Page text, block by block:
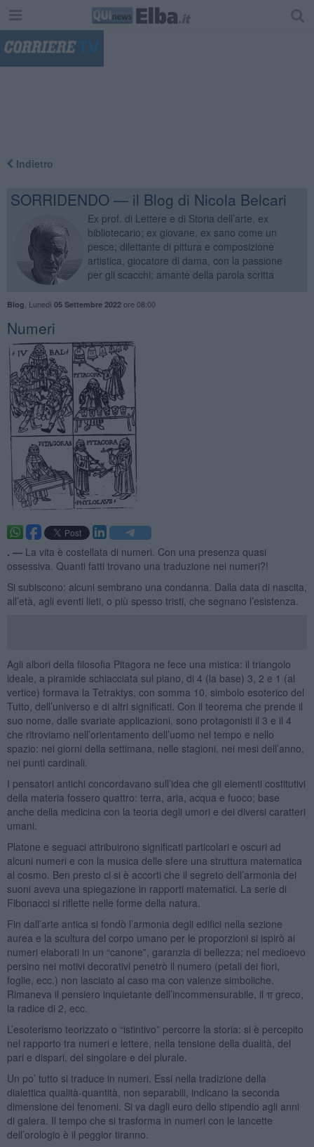
Indietro
SORRIDENDO — il Blog di Nicola Belcari
Ex prof. di Lettere e di Storia dell’arte, ex
bibliotecario; ex giovane, ex sano come un
pesce; dilettante di pittura e composizione
artistica, giocatore di dama, con la passione
per gli scacchi; amante della parola scritta
Blog Lunedì 05 Settembre 2022ore 08:00
Numeri
. — La vita è costellata di numeri. Con una presenza quasi
ossessiva. Quanti fatti trovano una traduzione nei numeri?!
Si subiscono: alcuni sembrano una condanna. Dalla data di nascita,
all’età, agli eventi lieti, o più spesso tristi, che segnano l’esistenza.
Agli albori della filosofia Pitagora ne fece una mistica: il triangolo
ideale, a piramide schiacciata sul piano, di 4 (la base) 3, 2 e 1 (al
vertice) formava la Tetraktys, con somma 10, simbolo esoterico del
Tutto, dell’universo e di altri significati. Con il teorema che prende il
suo nome, dalle svariate applicazioni, sono protagonisti il 3 e il 4
che ritroviamo nell’orientamento dell’uomo nel tempo e nello
spazio: nei giorni della settimana, nelle stagioni, nei mesi dell’anno,
nei punti cardinali.
I pensatori antichi concordavano sull’idea che gli elementi costitutivi
della materia fossero quattro: terra, aria, acqua e fuoco; base
anche della medicina con la teoria degli umori e dei diversi caratteri
umani.
Platone e seguaci attribuirono significati particolari e oscuri ad
alcuni numeri e con la musica delle sfere una struttura matematica
al cosmo. Ben presto ci si è accorti che il segreto dell’armonia dei
suoni aveva una spiegazione in rapporti matematici. La serie di
Fibonacci si riflette nelle forme della natura.
Fin dall’arte antica si fondò l’armonia degli edifici nella sezione
aurea e la scultura del corpo umano per le proporzioni si ispirò ai
numeri elaborati in un “canone”, garanzia di bellezza; nel medioevo
persino nei motivi decorativi penetrò il numero (petali dei fiori,
foglie, ecc.) non lasciato al caso ma con valenze simboliche.
Rimaneva il pensiero inquietante dell’incommensurabile, il π greco,
la radice di 2, ecc.
L’esoterismo teorizzato o “istintivo” percorre la storia: si è percepito
nel rapporto tra numeri e lettere, nella tensione della dualità, del
pari e dispari, del singolare e del plurale.
Un po’ tutto si traduce in numeri. Essi nella tradizione della
dialettica qualità-quantità, non separabili, indicano la seconda
dimensione dei fenomeni. Si va dagli euro dello stipendio agli anni
di galera. Il tempo che si trasforma in numeri con le lancette
dell’orologio è il peggior tiranno.